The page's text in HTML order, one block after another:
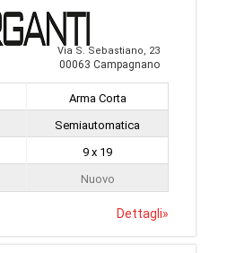
Via S. Sebastiano, 23
00063 Campagnano
Arma Corta
Semiautomatica
9 x 19
Nuovo
Dettagli»